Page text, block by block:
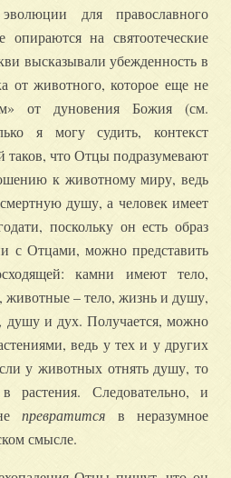
для православного
опираются на святоотеческие
высказывали убежденность в
от животного, которое еще не
от дуновения Божия (см.
я могу судить, контекст
что Отцы подразумевают
к животному миру, ведь
душу, а человек имеет
поскольку он есть образ
с Отцами, можно представить
камни имеют тело,
животные – тело, жизнь и душу,
душу и дух. Получается, можно
ведь у тех и у других
у животных отнять душу, то
в растения. Следовательно, и
непревратится в неразумное
смысле.